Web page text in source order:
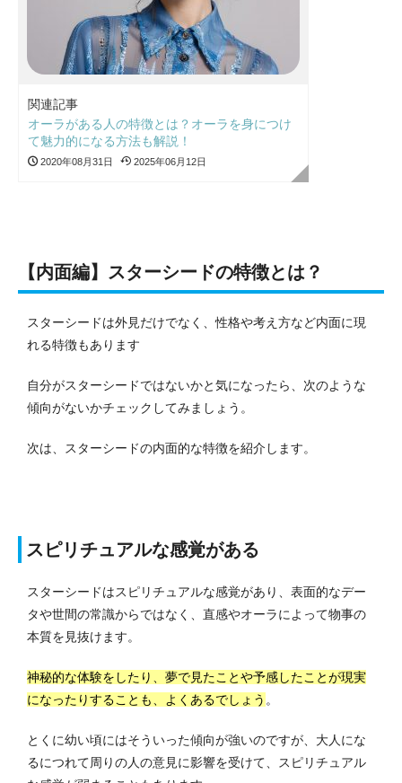
関連記事
オーラがある人の特徴とは？オーラを身につけ
て魅力的になる方法も解説！
2020年08月31日 2025年06月12日
【内面編】スターシードの特徴とは？
スターシードは外見だけでなく、性格や考え方など内面に現
れる特徴もあります
自分がスターシードではないかと気になったら、次のような
傾向がないかチェックしてみましょう。
次は、スターシードの内面的な特徴を紹介します。
スピリチュアルな感覚がある
スターシードはスピリチュアルな感覚があり、表面的なデー
タや世間の常識からではなく、直感やオーラによって物事の
本質を見抜けます。
神秘的な体験をしたり、夢で見たことや予感したことが現実
になったりすることも、よくあるでしょう 。
とくに幼い頃にはそういった傾向が強いのですが、大人にな
るにつれて周りの人の意見に影響を受けて、スピリチュアル